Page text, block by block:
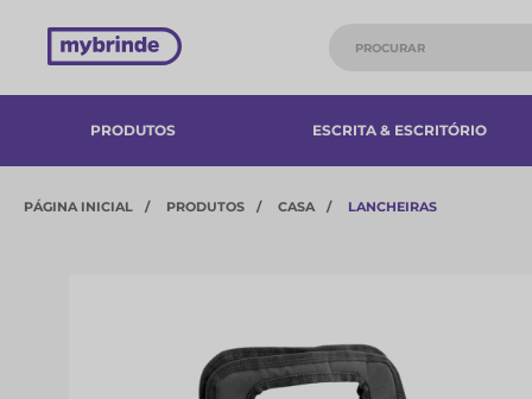
PRODUTOS ESCRITA & ESCRITÓRIO
PÁGINA INICIAL PRODUTOS CASA LANCHEIRAS